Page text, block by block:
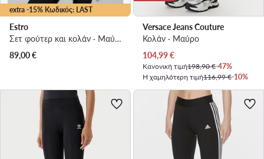
extra -15% Κωδικός: LAST
Estro
Σετ φούτερ και κολάν · Μαύρο
89,00€
Versace Jeans Couture
Κολάν · Μαύρο
Τρέχουσα τιμή
104,99€
Κανονική τιμή198,90 €-47%
Η χαμηλότερη τιμή116,99 €-10%